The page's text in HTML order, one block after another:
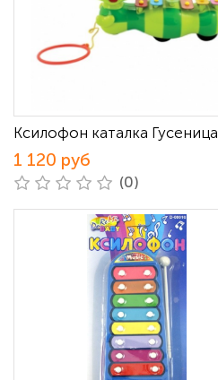
Ксилофон каталка Гусеница
1 120 руб
(0)